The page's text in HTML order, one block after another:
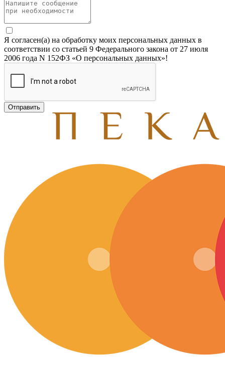
Я согласен(а) на обработку моих персональных данных в
соответствии со статьей 9 Федерального закона от 27 июля
2006 года N 152­ФЗ «О персональных данных»!